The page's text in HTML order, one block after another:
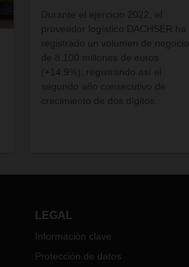
Durante el ejercicio 2022, el
proveedor logístico DACHSER ha
registrado un volumen de negocio
de 8.100 millones de euros
(+14,9%), registrando así el
segundo año consecutivo de
crecimiento de dos dígitos.
LEGAL
Información clave
Protección de datos